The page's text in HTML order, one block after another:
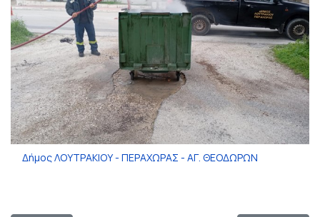
Δήμος ΛΟΥΤΡΑΚΙΟΥ - ΠΕΡΑΧΩΡΑΣ - ΑΓ. ΘΕΟΔΩΡΩΝ